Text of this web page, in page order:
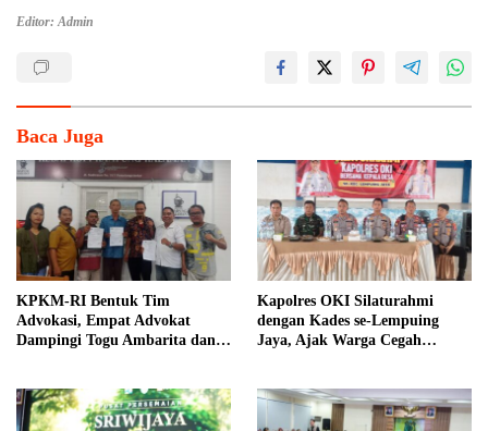
Editor: Admin
Baca Juga
KPKM-RI Bentuk Tim
Advokasi, Empat Advokat
Dampingi Togu Ambarita dan
Kapolres OKI Silaturahmi
dengan Kades se-Lempuing
Jaya, Ajak Warga Cegah